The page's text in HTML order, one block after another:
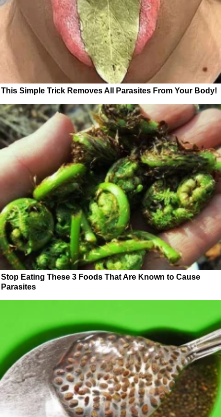
This Simple Trick Removes All Parasites From Your Body!
Stop Eating These 3 Foods That Are Known to Cause
Parasites